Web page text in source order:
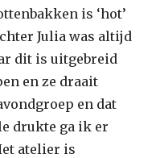
is ‘hot’
Julia was altijd
dit is uitgebreid
en ze draait
en dat
drukte ga ik er
atelier is